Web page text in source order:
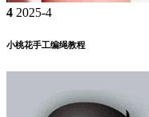
4 2025-4
小桃花手工编绳教程